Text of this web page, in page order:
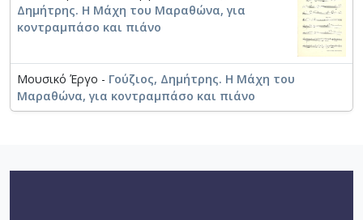
Δημήτρης. Η Μάχη του Μαραθώνα, για
κοντραμπάσο και πιάνο
Μουσικό Έργο - Γούζιος, Δημήτρης. Η Μάχη του
Μαραθώνα, για κοντραμπάσο και πιάνο